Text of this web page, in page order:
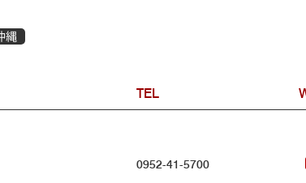
縄
TEL
0952-41-5700